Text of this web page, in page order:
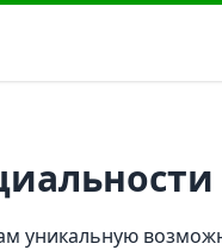
уникальную